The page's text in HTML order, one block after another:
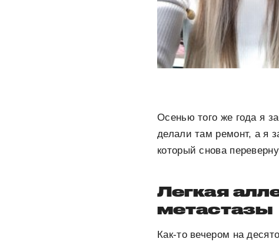
Осенью того же года я
делали там ремонт, а я
который снова
Легкая
метастазы
Как-то вечером на